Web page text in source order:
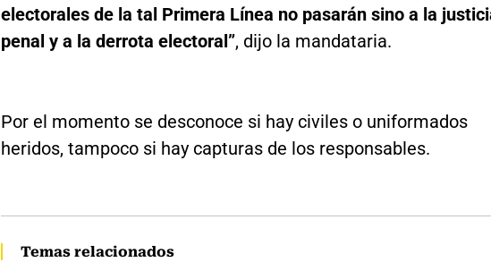
electorales de la tal Primera Línea no pasarán sino a la
penal y a la derrota electoral”, dijo la mandataria.
Por el momento se desconoce si hay civiles o uniformados
heridos, tampoco si hay capturas de los responsables.
Temas relacionados